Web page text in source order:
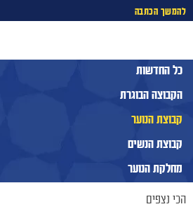
להמשך הכתבה
כל החדשות
הקבוצה הבוגרת
קבוצת הנוער
קבוצת הנשים
מחלקת הנוער
הכי נצפים